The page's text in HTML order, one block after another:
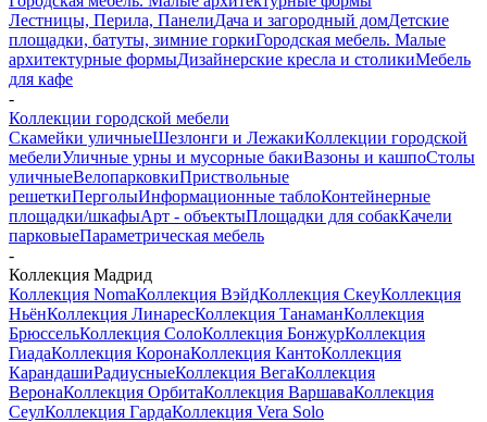
Лестницы, Перила, ПанелиДача и загородный домДетские
площадки, батуты, зимние горкиГородская мебель. Малые
архитектурные формыДизайнерские кресла и столикиМебель
для кафе
-
Коллекции городской мебели
Скамейки уличныеШезлонги и ЛежакиКоллекции городской
мебелиУличные урны и мусорные бакиВазоны и кашпоСтолы
уличныеВелопарковкиПриствольные
решеткиПерголыИнформационные таблоКонтейнерные
площадки/шкафыАрт - объектыПлощадки для собакКачели
парковыеПараметрическая мебель
-
Коллекция Мадрид
Коллекция NomaКоллекция ВэйдКоллекция СкеуКоллекция
НьёнКоллекция ЛинаресКоллекция ТанаманКоллекция
БрюссельКоллекция СолоКоллекция БонжурКоллекция
ГиадаКоллекция КоронаКоллекция КантоКоллекция
КарандашиРадиусныеКоллекция ВегаКоллекция
ВеронаКоллекция ОрбитаКоллекция ВаршаваКоллекция
СеулКоллекция ГардаКоллекция Vera Solo